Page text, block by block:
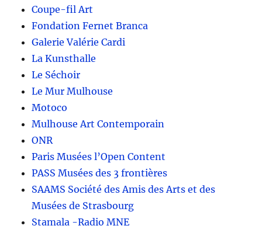
Coupe-fil Art
Fondation Fernet Branca
Galerie Valérie Cardi
La Kunsthalle
Le Séchoir
Le Mur Mulhouse
Motoco
Mulhouse Art Contemporain
ONR
Paris Musées l’Open Content
PASS Musées des 3 frontières
SAAMS Société des Amis des Arts et des
Musées de Strasbourg
Stamala -Radio MNE